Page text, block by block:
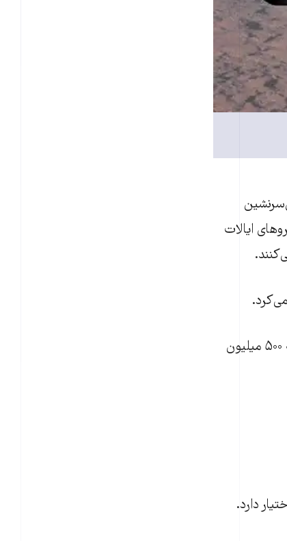
ایالات
در کنار این تحولات در عراق، باراک اوباما، رئیس جمهوری آمریکا در کنگره خواهان عرضه ۵۰۰ میلیون
دارد.